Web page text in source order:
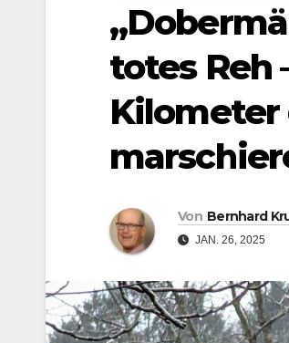
totes Reh
Kilometer
Von Bernhard
JAN. 26, 2025